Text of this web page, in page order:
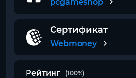
pcgameshop
Сертификат
Webmoney
Рейтинг (100%)